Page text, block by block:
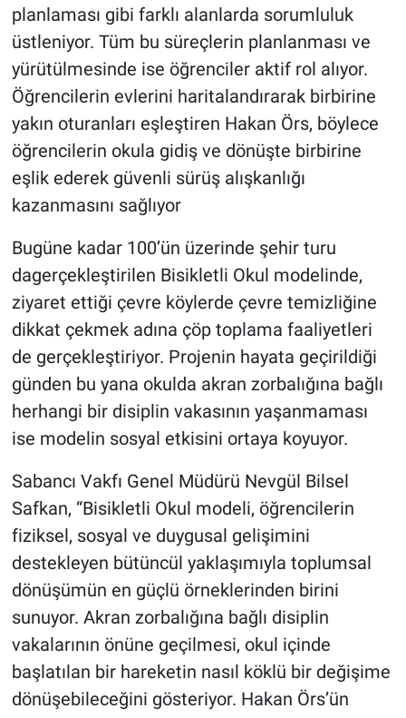
planlaması gibi farklı alanlarda sorumluluk
üstleniyor. Tüm bu süreçlerin planlanması ve
yürütülmesinde ise öğrenciler aktif rol alıyor.
Öğrencilerin evlerini haritalandırarak birbirine
yakın oturanları eşleştiren Hakan Örs, böylece
öğrencilerin okula gidiş ve dönüşte birbirine
eşlik ederek güvenli sürüş alışkanlığı
kazanmasını sağlıyor
Bugüne kadar 100’ün üzerinde şehir turu
dagerçekleştirilen Bisikletli Okul modelinde,
ziyaret ettiği çevre köylerde çevre temizliğine
dikkat çekmek adına çöp toplama faaliyetleri
de gerçekleştiriyor. Projenin hayata geçirildiği
günden bu yana okulda akran zorbalığına bağlı
herhangi bir disiplin vakasının yaşanmaması
ise modelin sosyal etkisini ortaya koyuyor.
Sabancı Vakfı Genel Müdürü Nevgül Bilsel
Safkan, “Bisikletli Okul modeli, öğrencilerin
fiziksel, sosyal ve duygusal gelişimini
destekleyen bütüncül yaklaşımıyla toplumsal
dönüşümün en güçlü örneklerinden birini
sunuyor. Akran zorbalığına bağlı disiplin
vakalarının önüne geçilmesi, okul içinde
başlatılan bir hareketin nasıl köklü bir değişime
dönüşebileceğini gösteriyor. Hakan Örs’ün